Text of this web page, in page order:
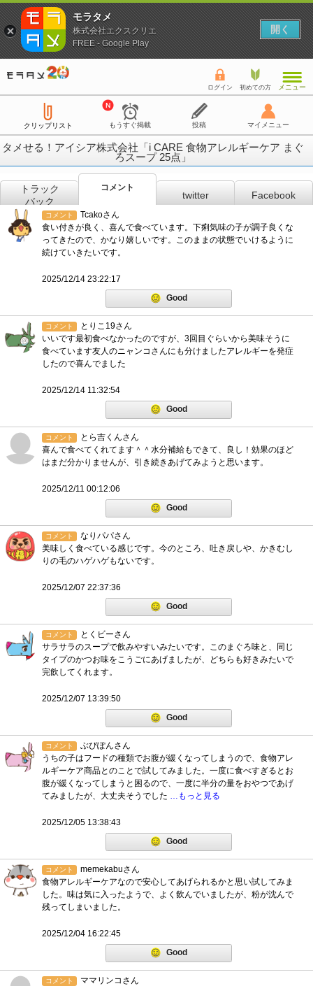
ログイン 初めての方 メニュー
クリップリスト もうすぐ掲載 投稿 マイメニュー
タメせる！アイシア株式会社「i CARE 食物アレルギーケア まぐ
ろスープ 25点」
トラック
バック
コメント
twitter Facebook
コメント
Tcakoさん
食い付きが良く、喜んで食べています。下痢気味の子が調子良くな
ってきたので、かなり嬉しいです。このままの状態でいけるように
続けていきたいです。
2025/12/14 23:22:17
Good
コメント
とりこ19さん
いいです最初食べなかったのですが、3回目ぐらいから美味そうに
食べています友人のニャンコさんにも分けましたアレルギーを発症
したので喜んでました
2025/12/14 11:32:54
Good
コメント
とら吉くんさん
喜んで食べてくれてます＾＾水分補給もできて、良し！効果のほど
はまだ分かりませんが、引き続きあげてみようと思います。
2025/12/11 00:12:06
Good
コメント
なりパパさん
美味しく食べている感じです。今のところ、吐き戻しや、かきむし
りの毛のハゲハゲもないです。
2025/12/07 22:37:36
Good
コメント
とくビーさん
サラサラのスープで飲みやすいみたいです。このまぐろ味と、同じ
タイプのかつお味をこうごにあげましたが、どちらも好きみたいで
完飲してくれます。
2025/12/07 13:39:50
Good
コメント
ぶぴぽんさん
うちの子はフードの種類でお腹が緩くなってしまうので、食物アレ
ルギーケア商品とのことで試してみました。一度に食べすぎるとお
腹が緩くなってしまうと困るので、一度に半分の量をおやつであげ
てみましたが、大丈夫そうでした …もっと見る
2025/12/05 13:38:43
Good
コメント
memekabuさん
食物アレルギーケアなので安心してあげられるかと思い試してみま
した。味は気に入ったようで、よく飲んでいましたが、粉が沈んで
残ってしまいました。
2025/12/04 16:22:45
Good
コメント
ママリンコさん
モラタメ
株式会社エクスクリエ
FREE - Google Play
開く